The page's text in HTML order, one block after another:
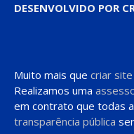
DESENVOLVIDO POR
Muito mais que criar site
Realizamos uma
em contrato que todas
transparência pública